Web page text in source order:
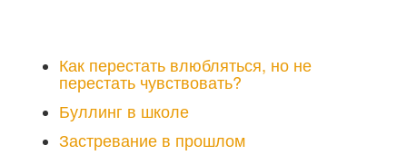
Как перестать влюбляться, но не
перестать чувствовать?
Буллинг в школе
Застревание в прошлом